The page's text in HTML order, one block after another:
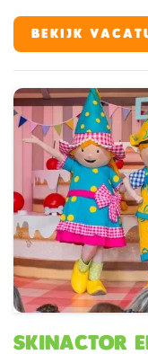
Tovertuin, maar
locaties. Zit je vol
BEKIJK
Skinactor